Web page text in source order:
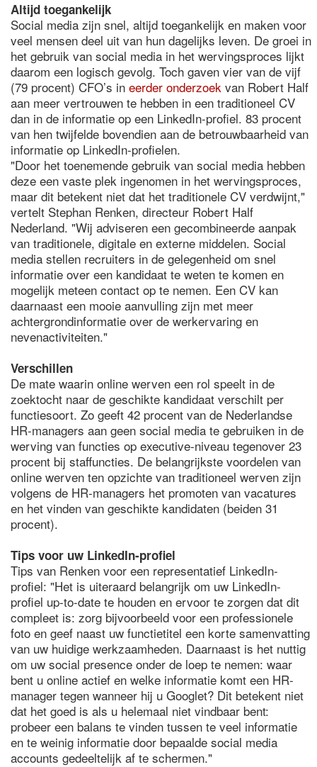
Altijd toegankelijk
Social media zijn snel, altijd toegankelijk en maken voor
veel mensen deel uit van hun dagelijks leven. De groei in
het gebruik van social media in het wervingsproces lijkt
daarom een logisch gevolg. Toch gaven vier van de vijf
(79 procent) CFO’s in eerder onderzoek van Robert Half
aan meer vertrouwen te hebben in een traditioneel CV
dan in de informatie op een LinkedIn-profiel. 83 procent
van hen twijfelde bovendien aan de betrouwbaarheid van
informatie op LinkedIn-profielen.
"Door het toenemende gebruik van social media hebben
deze een vaste plek ingenomen in het wervingsproces,
maar dit betekent niet dat het traditionele CV verdwijnt,"
vertelt Stephan Renken, directeur Robert Half
Nederland. "Wij adviseren een gecombineerde aanpak
van traditionele, digitale en externe middelen. Social
media stellen recruiters in de gelegenheid om snel
informatie over een kandidaat te weten te komen en
mogelijk meteen contact op te nemen. Een CV kan
daarnaast een mooie aanvulling zijn met meer
achtergrondinformatie over de werkervaring en
nevenactiviteiten."
Verschillen
De mate waarin online werven een rol speelt in de
zoektocht naar de geschikte kandidaat verschilt per
functiesoort. Zo geeft 42 procent van de Nederlandse
HR-managers aan geen social media te gebruiken in de
werving van functies op executive-niveau tegenover 23
procent bij staffuncties. De belangrijkste voordelen van
online werven ten opzichte van traditioneel werven zijn
volgens de HR-managers het promoten van vacatures
en het vinden van geschikte kandidaten (beiden 31
procent).
Tips voor uw LinkedIn-profiel
Tips van Renken voor een representatief LinkedIn-
profiel: "Het is uiteraard belangrijk om uw LinkedIn-
profiel up-to-date te houden en ervoor te zorgen dat dit
compleet is: zorg bijvoorbeeld voor een professionele
foto en geef naast uw functietitel een korte samenvatting
van uw huidige werkzaamheden. Daarnaast is het nuttig
om uw social presence onder de loep te nemen: waar
bent u online actief en welke informatie komt een HR-
manager tegen wanneer hij u Googlet? Dit betekent niet
dat het goed is als u helemaal niet vindbaar bent:
probeer een balans te vinden tussen te veel informatie
en te weinig informatie door bepaalde social media
accounts gedeeltelijk af te schermen."